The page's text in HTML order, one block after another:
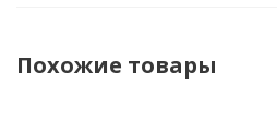
Похожие товары